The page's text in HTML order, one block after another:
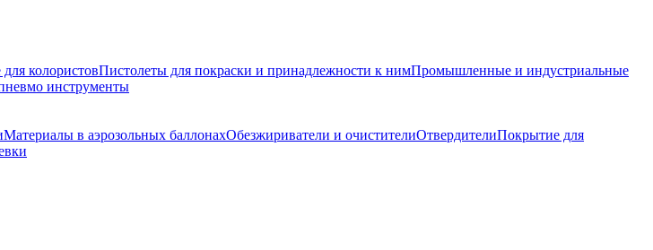
колористовПистолеты для покраски и принадлежности к нимПромышленные и индустриальные
инструменты
Материалы в аэрозольных баллонахОбезжириватели и очистителиОтвердителиПокрытие для